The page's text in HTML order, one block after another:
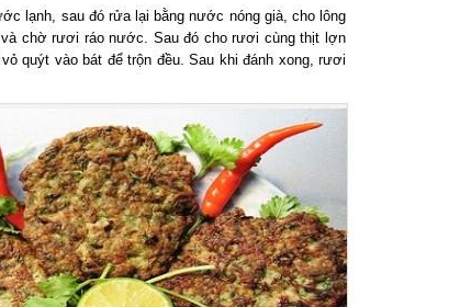
lạnh, sau đó rửa lại bằng nước nóng già, cho lông
chờ rươi ráo nước. Sau đó cho rươi cùng thịt lợn
quýt vào bát để trộn đều. Sau khi đánh xong, rươi